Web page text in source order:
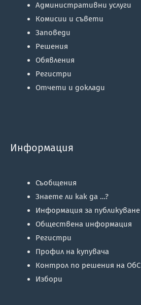
Административни услуги
Комисии и съвети
Заповеди
Решения
Обявления
Регистри
Отчети и доклади
Информация
Съобщения
Знаете ли как да …?
Информация за публикуване
Обществена информация
Регистри
Профил на купувача
Контрол по решения на ОбС
Избори